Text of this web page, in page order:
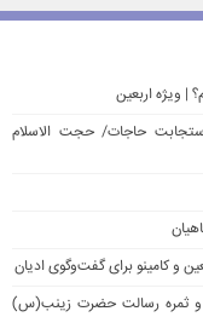
| ویژه اربعین
حاجات/ حجت الاسلام
و کامینو برای گفت‌وگوی ادیان
و ثمره رسالت حضرت زینب(س)